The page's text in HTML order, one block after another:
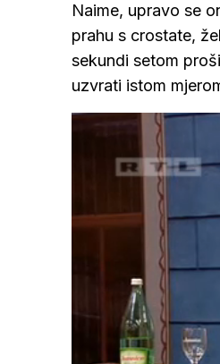
Naime, upravo se
prahu s crostate,
sekundi setom
uzvrati istom